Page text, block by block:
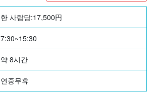
한 사람당:17,500円
7:30~15:30
약 8시간
연중무휴